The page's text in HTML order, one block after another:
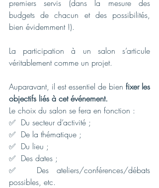
premiers servis (dans la mesure des
budgets de chacun et des possibilités,
bien évidemment !).
La participation à un salon s’articule
véritablement comme un projet.
Auparavant, il est essentiel de bien fixer les
objectifs liés à cet événement.
Le choix du salon se fera en fonction :
✅
  Du secteur d’activité ;
✅
  De la thématique ;
✅
  Du lieu ;
✅
  Des dates ;
✅
  Des ateliers/conférences/débats
possibles, etc.